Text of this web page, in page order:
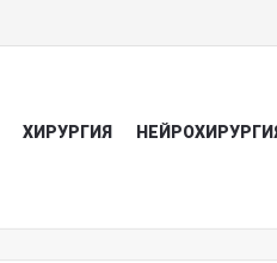
ХИРУРГИЯ